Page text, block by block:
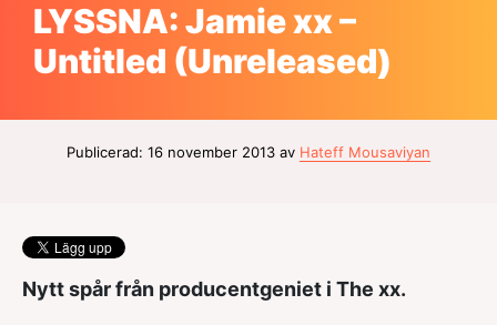
LYSSNA: Jamie xx –
Untitled (Unreleased)
Publicerad: 16 november 2013 av Hateff Mousaviyan
Nytt spår från producentgeniet i The xx.